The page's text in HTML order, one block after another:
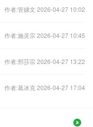
作者:管娣文 2026-04-27 10:02
作者:施灵宗 2026-04-27 10:45
作者:邢莎宗 2026-04-27 13:22
作者:葛冰克 2026-04-27 17:04